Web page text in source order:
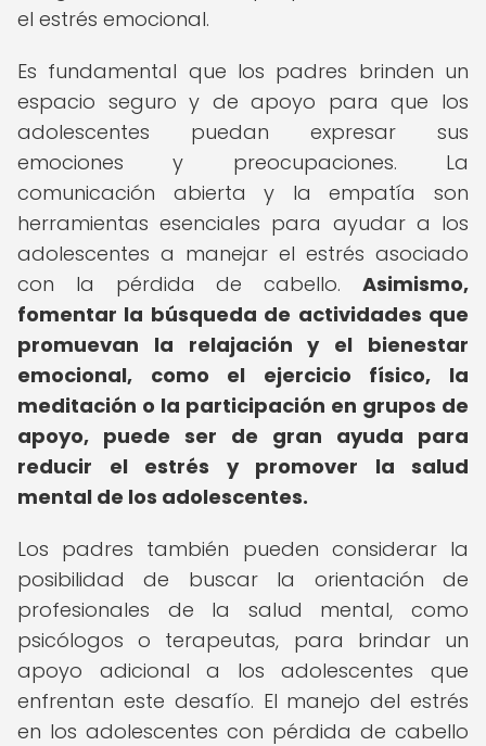
el estrés emocional.
Es fundamental que los padres brinden un
espacio seguro y de apoyo para que los
adolescentes puedan expresar sus
emociones y preocupaciones. La
comunicación abierta y la empatía son
herramientas esenciales para ayudar a los
adolescentes a manejar el estrés asociado
con la pérdida de cabello. Asimismo,
fomentar la búsqueda de actividades que
promuevan la relajación y el bienestar
emocional, como el ejercicio físico, la
meditación o la participación en grupos de
apoyo, puede ser de gran ayuda para
reducir el estrés y promover la salud
mental de los adolescentes.
Los padres también pueden considerar la
posibilidad de buscar la orientación de
profesionales de la salud mental, como
psicólogos o terapeutas, para brindar un
apoyo adicional a los adolescentes que
enfrentan este desafío. El manejo del estrés
en los adolescentes con pérdida de cabello